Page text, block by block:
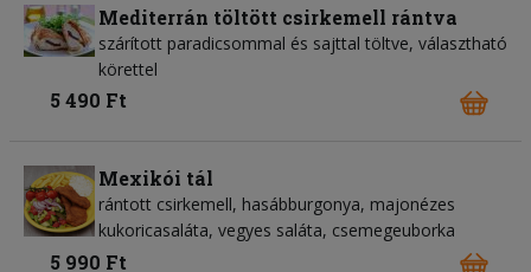
Mediterrán töltött csirkemell rántva
szárított paradicsommal és sajttal töltve, választható
körettel
5 490 Ft
Mexikói tál
rántott csirkemell, hasábburgonya, majonézes
kukoricasaláta, vegyes saláta, csemegeuborka
5 990 Ft